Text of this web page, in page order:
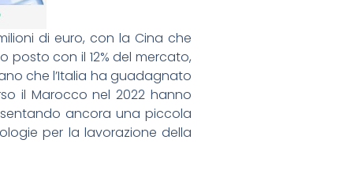
di euro, con la Cina che
posto con il 12% del mercato,
che l’Italia ha guadagnato
il Marocco nel 2022 hanno
ancora una piccola
per la lavorazione della